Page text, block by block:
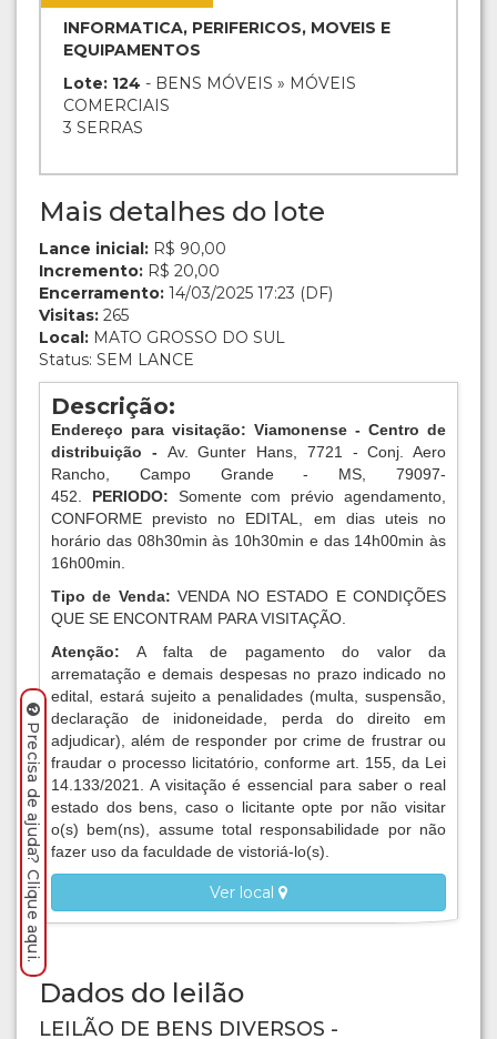
INFORMATICA, PERIFERICOS, MOVEIS E
EQUIPAMENTOS
Lote: 124 - BENS MÓVEIS » MÓVEIS
COMERCIAIS
3 SERRAS
Mais detalhes do lote
Lance inicial: R$ 90,00
Incremento: R$ 20,00
Encerramento: 14/03/2025 17:23 (DF)
Visitas: 265
Local: MATO GROSSO DO SUL
Status: SEM LANCE
Descrição:
Endereço para visitação: Viamonense - Centro de
distribuição - Av. Gunter Hans, 7721 - Conj. Aero
Rancho, Campo Grande - MS, 79097-
452. PERIODO: Somente com prévio agendamento,
CONFORME previsto no EDITAL, em dias uteis no
horário das 08h30min às 10h30min e das 14h00min às
16h00min.
Tipo de Venda:VENDA NO ESTADO E CONDIÇÕES
QUE SE ENCONTRAM PARA VISITAÇÃO.
Atenção:A falta de pagamento do valor da
arrematação e demais despesas no prazo indicado no
edital, estará sujeito a penalidades (multa, suspensão,
declaração de inidoneidade, perda do direito em
adjudicar), além de responder por crime de frustrar ou
fraudar o processo licitatório, conforme art. 155, da Lei
14.133/2021. A visitação é essencial para saber o real
estado dos bens, caso o licitante opte por não visitar
o(s) bem(ns), assume total responsabilidade por não
fazer uso da faculdade de vistoriá-lo(s).
Ver local
Dados do leilão
LEILÃO DE BENS DIVERSOS -
Precisa de ajuda? Clique aqui.